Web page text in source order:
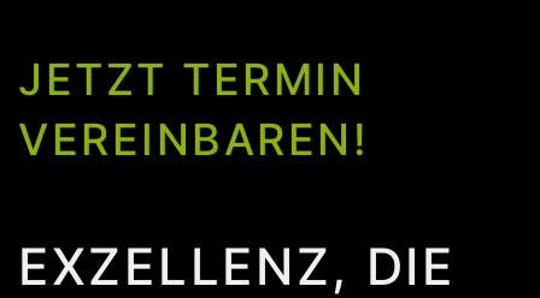
JETZT TERMIN
VEREINBAREN!
EXZELLENZ, DIE